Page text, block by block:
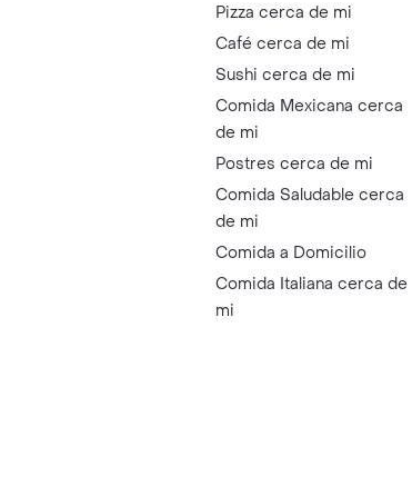
Pizza cerca de mi
Café cerca de mi
Sushi cerca de mi
Comida Mexicana cerca
de mi
Postres cerca de mi
Comida Saludable cerca
de mi
Comida a Domicilio
Comida Italiana cerca de
mi